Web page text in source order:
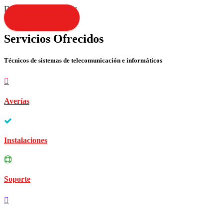
Disculpen las molestias
Servicios Ofrecidos
Técnicos de sistemas de telecomunicación e informáticos
Averías
Instalaciones
Soporte